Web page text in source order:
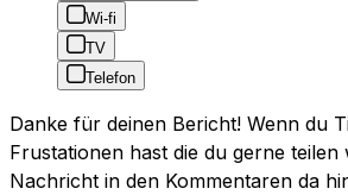
Wi-fi
TV
Telefon
Danke für deinen Bericht! Wenn du
Frustationen hast die du gerne teilen
Nachricht in den Kommentaren da